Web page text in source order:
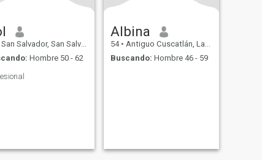
San Salvador, San Salvador, El Salvador
Hombre 50 - 62
Albina
54 • Antiguo Cuscatlán, La Libertad, El Salvador
Buscando: Hombre 46 - 59